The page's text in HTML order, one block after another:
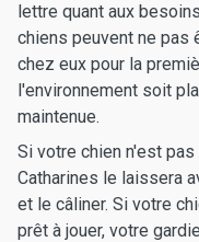
lettre quant aux
chiens peuvent ne pas
chez eux pour la
l'environnement soit
maintenue.
Si votre chien n'est
Catharines le laissera
et le câliner. Si votre
prêt à jouer, votre